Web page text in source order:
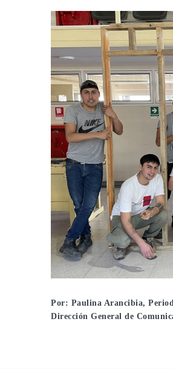
Por: Paulina Arancibia,
Dirección General de